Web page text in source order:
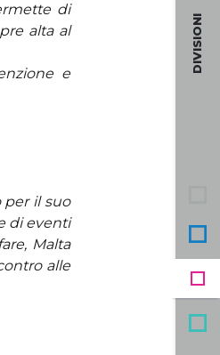
DIVISIONI
di
alta al
e
per il suo
di eventi
Malta
alle